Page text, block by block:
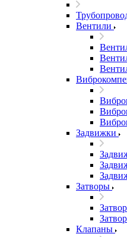
Вентили
Задвижки
Затворы
Клапаны